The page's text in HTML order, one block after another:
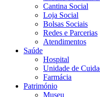
Cantina Social
Loja Social
Bolsas Sociais
Redes e Parcerias
Atendimentos
Saúde
Hospital
Unidade de
Farmácia
Património
Museu